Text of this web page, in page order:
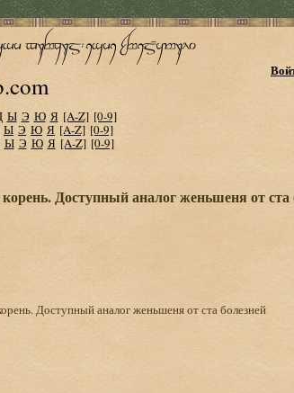
Ы Э Ю Я [A-Z] [0-9]
Ы Э Ю Я [A-Z] [0-9]
Ы Э Ю Я [A-Z] [0-9]
Доступный аналог женьшеня от ста
Доступный аналог женьшеня от ста болезней